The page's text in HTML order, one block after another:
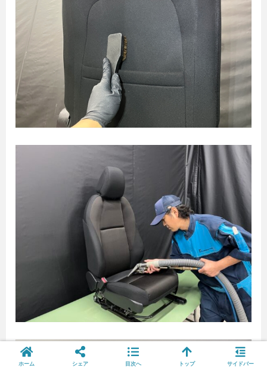
ホーム シェア 目次へ トップ サイドバー